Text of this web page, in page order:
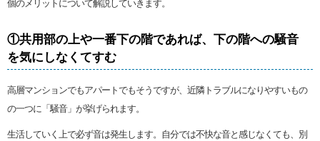
個のメリットについて解説していきます。
①共用部の上や一番下の階であれば、下の階への騒音
を気にしなくてすむ
高層マンションでもアパートでもそうですが、近隣トラブルになりやすいもの
の一つに「騒音」が挙げられます。
生活していく上で必ず音は発生します。自分では不快な音と感じなくても、別